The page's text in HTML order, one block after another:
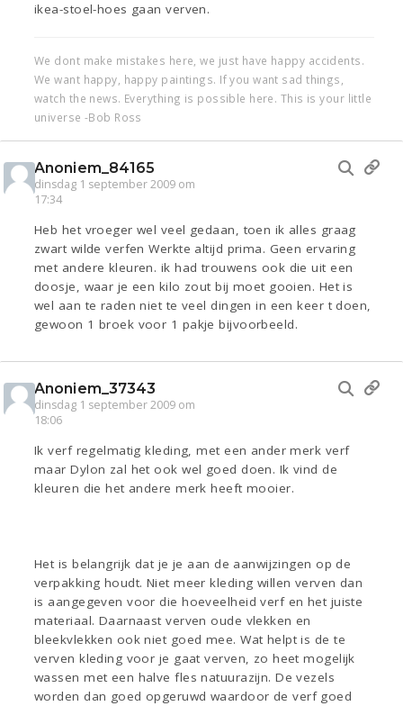
ikea-stoel-hoes gaan verven.
We dont make mistakes here, we just have happy accidents.
We want happy, happy paintings. If you want sad things,
watch the news. Everything is possible here. This is your little
universe -Bob Ross
Anoniem_84165
dinsdag 1 september 2009 om
17:34
Heb het vroeger wel veel gedaan, toen ik alles graag
zwart wilde verfen Werkte altijd prima. Geen ervaring
met andere kleuren. ik had trouwens ook die uit een
doosje, waar je een kilo zout bij moet gooien. Het is
wel aan te raden niet te veel dingen in een keer t doen,
gewoon 1 broek voor 1 pakje bijvoorbeeld.
Anoniem_37343
dinsdag 1 september 2009 om
18:06
Ik verf regelmatig kleding, met een ander merk verf
maar Dylon zal het ook wel goed doen. Ik vind de
kleuren die het andere merk heeft mooier.
Het is belangrijk dat je je aan de aanwijzingen op de
verpakking houdt. Niet meer kleding willen verven dan
is aangegeven voor die hoeveelheid verf en het juiste
materiaal. Daarnaast verven oude vlekken en
bleekvlekken ook niet goed mee. Wat helpt is de te
verven kleding voor je gaat verven, zo heet mogelijk
wassen met een halve fles natuurazijn. De vezels
worden dan goed opgeruwd waardoor de verf goed